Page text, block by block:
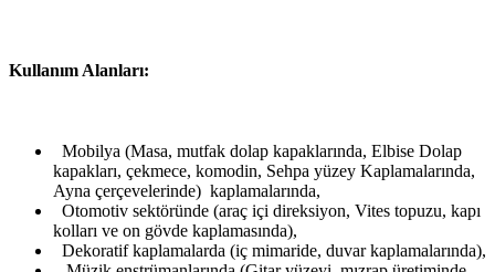
Kullanım Alanları:
Mobilya (Masa, mutfak dolap kapaklarında, Elbise Dolap
kapakları, çekmece, komodin, Sehpa yüzey Kaplamalarında,
Ayna çerçevelerinde) kaplamalarında,
Otomotiv sektöründe (araç içi direksiyon, Vites topuzu, kapı
kolları ve on gövde kaplamasında),
Dekoratif kaplamalarda (iç mimaride, duvar kaplamalarında),